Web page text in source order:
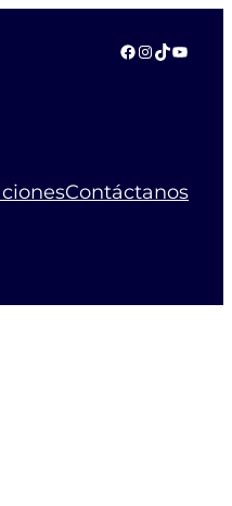
Facebook
Instagram
TikTok
Contáctanos